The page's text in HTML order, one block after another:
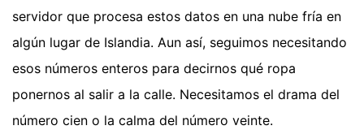
servidor que procesa estos datos en una nube fría en
algún lugar de Islandia. Aun así, seguimos necesitando
esos números enteros para decirnos qué ropa
ponernos al salir a la calle. Necesitamos el drama del
número cien o la calma del número veinte.